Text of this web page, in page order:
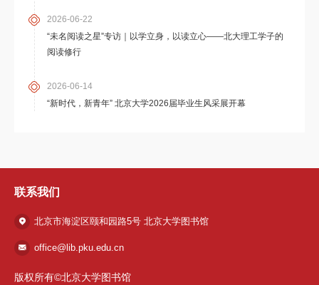
2026-06-22
“未名阅读之星”专访｜以学立身，以读立心——北大理工学子的
阅读修行
2026-06-14
“新时代，新青年” 北京大学2026届毕业生风采展开幕
联系我们
北京市海淀区颐和园路5号 北京大学图书馆
office@lib.pku.edu.cn
版权所有©北京大学图书馆